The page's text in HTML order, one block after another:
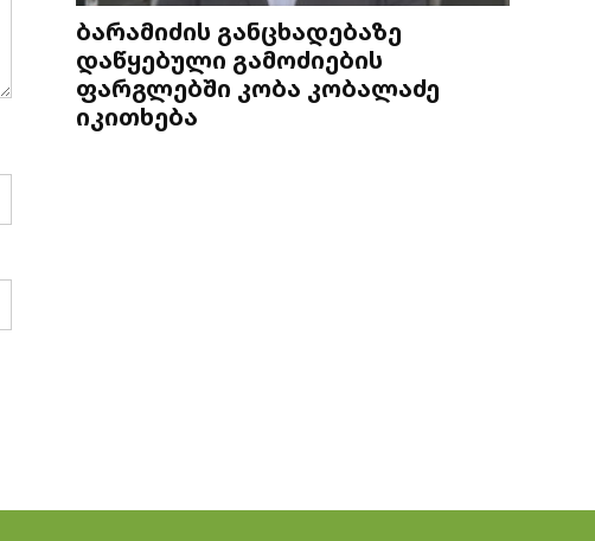
ბარამიძის განცხადებაზე
დაწყებული გამოძიების
ფარგლებში კობა კობალაძე
იკითხება